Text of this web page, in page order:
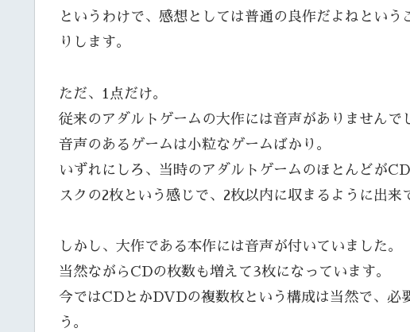
というわけで、感想としては普通の良作だよねとい
りします。
ただ、1点だけ。
従来のアダルトゲームの大作には音声がありませんで
音声のあるゲームは小粒なゲームばかり。
いずれにしろ、当時のアダルトゲームのほとんどが
スクの2枚という感じで、2枚以内に収まるように出来
しかし、大作である本作には音声が付いていました。
当然ながらCDの枚数も増えて3枚になっています。
今ではCDとかDVDの複数枚という構成は当然で、必
う。